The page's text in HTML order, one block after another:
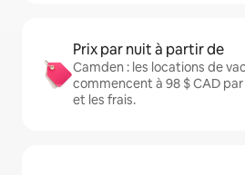
Prix par nuit à partir de
Camden : les locations de
commencent à 98 $ CAD
et les frais.